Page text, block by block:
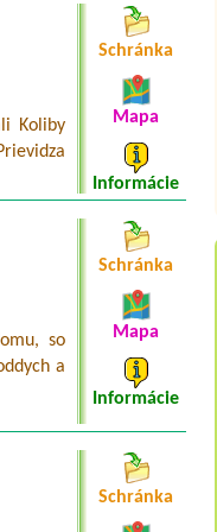
Koliby
Schránka
Mapa
Informácie
so
a
Schránka
Mapa
Informácie
Schránka